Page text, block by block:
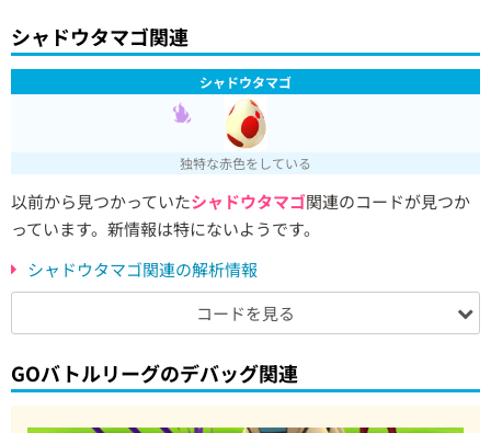
シャドウタマゴ関連
シャドウタマゴ
独特な赤色をしている
以前から見つかっていたシャドウタマゴ関連のコードが見つか
っています。新情報は特にないようです。
シャドウタマゴ関連の解析情報
コードを見る
GOバトルリーグのデバッグ関連